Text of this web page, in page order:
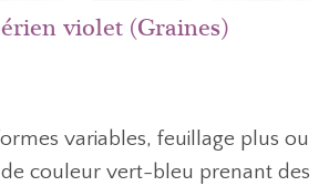
violet (Graines)
variables, feuillage plus ou
de couleur vert-bleu prenant des